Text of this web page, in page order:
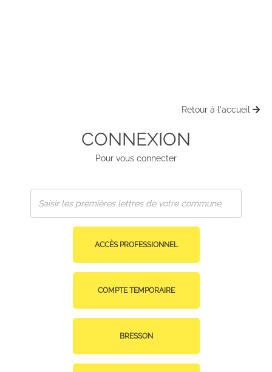
Retour à l'accueil
CONNEXION
Pour vous connecter
ACCÈS PROFESSIONNEL
COMPTE TEMPORAIRE
BRESSON